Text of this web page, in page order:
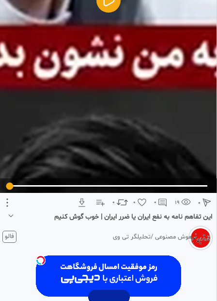
تبلیغ 1 از 2
0 0 0 19 0
این تفاهم نامه به نفع ایران یا ضرر ایران | خوب گوش کنیم
🔴 آیا تفاهم‌ نامه، به نفع ایران
به ضرر ایران؟
یک مورد نام ببرید که به
نفع ایران بوده
هوش مصنوعی /تحلیلگر تی وی فالو